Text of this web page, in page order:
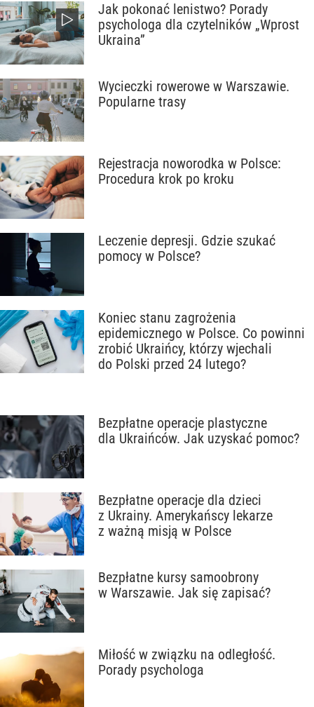
Jak pokonać lenistwo? Porady
psychologa dla czytelników „Wprost
Ukraina”
Wycieczki rowerowe w Warszawie.
Popularne trasy
Rejestracja noworodka w Polsce:
Procedura krok po kroku
Leczenie depresji. Gdzie szukać
pomocy w Polsce?
Koniec stanu zagrożenia
epidemicznego w Polsce. Co powinni
zrobić Ukraińcy, którzy wjechali
do Polski przed 24 lutego?
Bezpłatne operacje plastyczne
dla Ukraińców. Jak uzyskać pomoc?
Bezpłatne operacje dla dzieci
z Ukrainy. Amerykańscy lekarze
z ważną misją w Polsce
Bezpłatne kursy samoobrony
w Warszawie. Jak się zapisać?
Miłość w związku na odległość.
Porady psychologa